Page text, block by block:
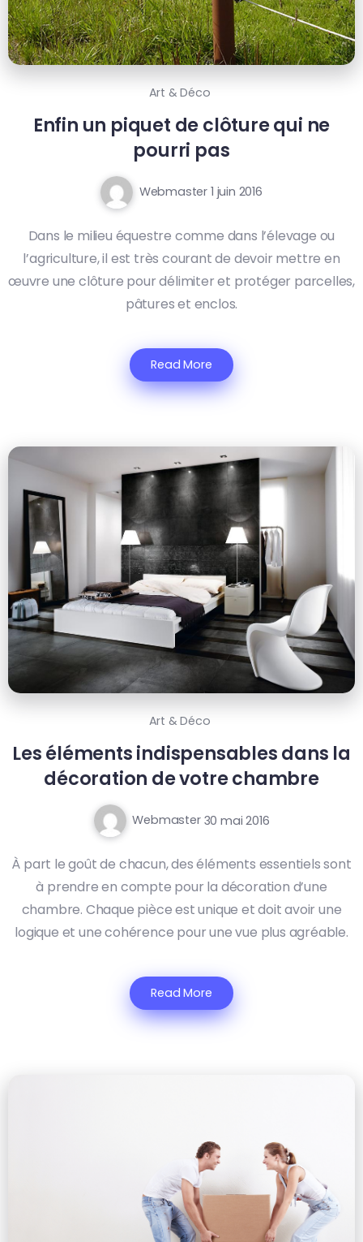
Art & Déco
Enfin un piquet de clôture qui ne
pourri pas
Webmaster 1 juin 2016
Dans le milieu équestre comme dans l’élevage ou
l’agriculture, il est très courant de devoir mettre en
œuvre une clôture pour délimiter et protéger parcelles,
pâtures et enclos.
Read More
Art & Déco
Les éléments indispensables dans la
décoration de votre chambre
Webmaster 30 mai 2016
À part le goût de chacun, des éléments essentiels sont
à prendre en compte pour la décoration d’une
chambre. Chaque pièce est unique et doit avoir une
logique et une cohérence pour une vue plus agréable.
Read More